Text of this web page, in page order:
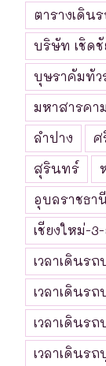
ตารางเดิน
บริษัท เชิด
บุษราคัมทัว
มหาสารคาม
ลำปาง
ศ
สุรินทร์
อุบลราชธา
เชียงใหม่-3-
เวลาเดินร
เวลาเดินร
เวลาเดินร
เวลาเดินร